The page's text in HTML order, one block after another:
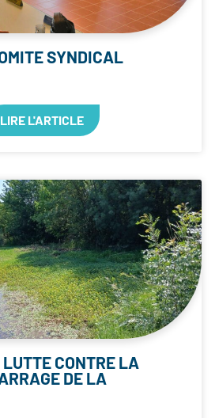
SYNDICAL
LIRE L'ARTICLE
CONTRE LA
DE LA